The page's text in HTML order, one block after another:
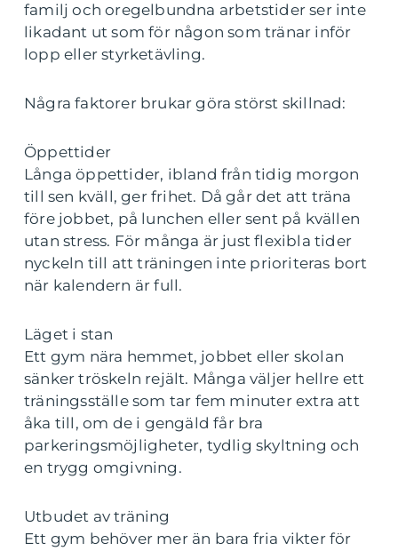
familj och oregelbundna arbetstider ser inte
likadant ut som för någon som tränar inför
lopp eller styrketävling.
Några faktorer brukar göra störst skillnad:
Öppettider
Långa öppettider, ibland från tidig morgon
till sen kväll, ger frihet. Då går det att träna
före jobbet, på lunchen eller sent på kvällen
utan stress. För många är just flexibla tider
nyckeln till att träningen inte prioriteras bort
när kalendern är full.
Läget i stan
Ett gym nära hemmet, jobbet eller skolan
sänker tröskeln rejält. Många väljer hellre ett
träningsställe som tar fem minuter extra att
åka till, om de i gengäld får bra
parkeringsmöjligheter, tydlig skyltning och
en trygg omgivning.
Utbudet av träning
Ett gym behöver mer än bara fria vikter för